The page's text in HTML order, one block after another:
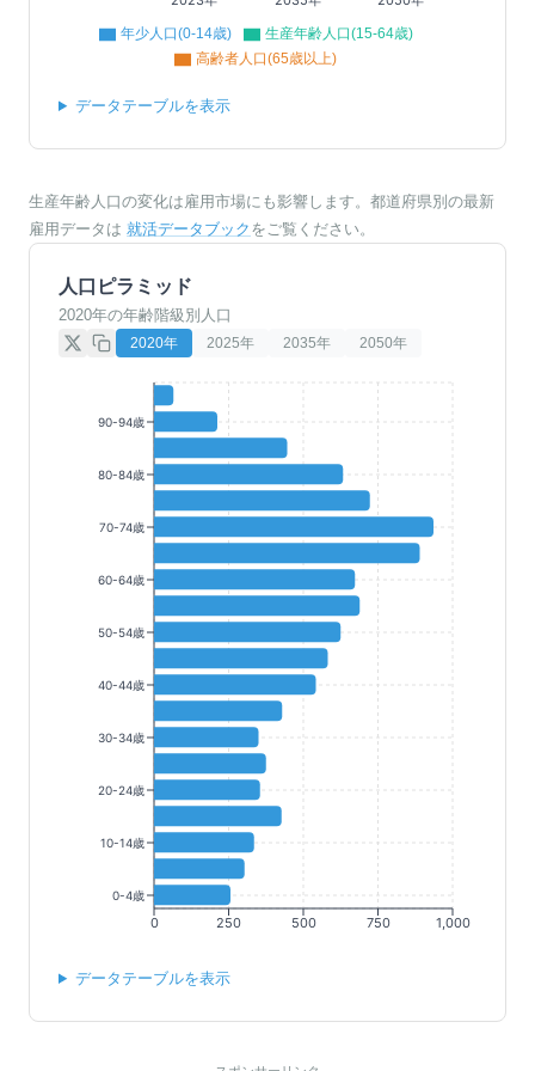
年少人口(0-14歳)
生産年齢人口(15-64歳)
高齢者人口(65歳以上)
データテーブルを表示
生産年齢人口の変化は雇用市場にも影響します。都道府県別の最新
雇用データは 就活データブック をご覧ください。
人口ピラミッド
2020年の年齢階級別人口
2020年 2025年 2035年 2050年
0 250 500 750 1,000
90-94歳
80-84歳
70-74歳
60-64歳
50-54歳
40-44歳
30-34歳
20-24歳
10-14歳
0-4歳
データテーブルを表示